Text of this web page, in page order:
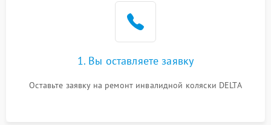
1. Вы оставляете заявку
Оставьте заявку на ремонт инвалидной коляски DELTA